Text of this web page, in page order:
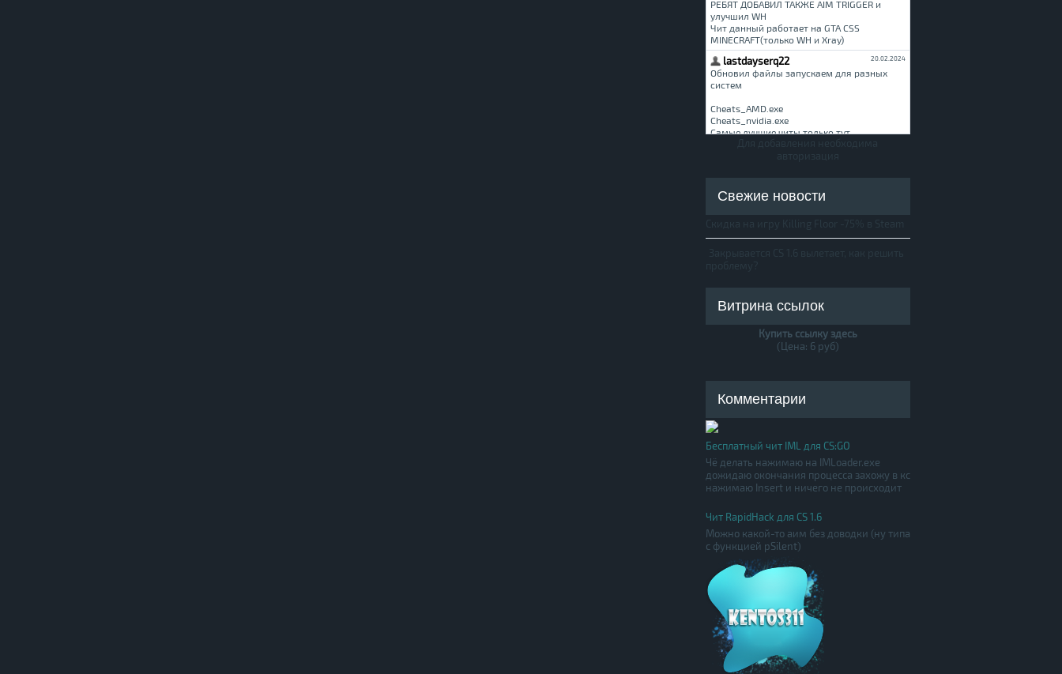
Свежие новости
Витрина ссылок
Купить ссылку здесь
(Цена: 6 руб)
Комментарии
Бесплатный чит IML для CS:GO
Чё делать нажимаю на IMLoader.exe
дожидаю окончания процесса захожу в кс
нажимаю Insert и ничего не происходит
Чит RapidHack для CS 1.6
Можно какой-то аим без доводки (ну типа
с функцией pSilent)